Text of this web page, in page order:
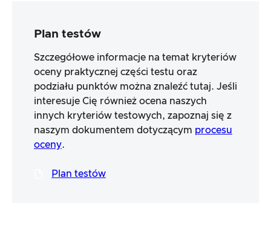
Plan testów
Szczegółowe informacje na temat kryteriów
oceny praktycznej części testu oraz
podziału punktów można znaleźć tutaj. Jeśli
interesuje Cię również ocena naszych
innych kryteriów testowych, zapoznaj się z
naszym dokumentem dotyczącym procesu
oceny.
Plan testów